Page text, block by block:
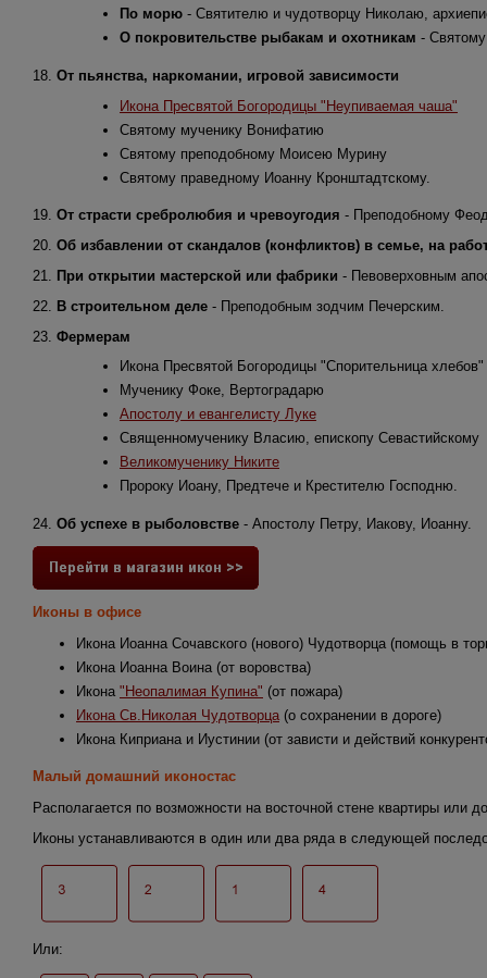
По морю - Святителю и чудотворцу Николаю,
О покровительстве рыбакам и охотникам -
18. От пьянства, наркомании, игровой зависимости
Икона Пресвятой Богородицы "Неупиваемая чаша"
Святому мученику Вонифатию
Святому преподобному Моисею Мурину
Святому праведному Иоанну Кронштадтскому.
19. От страсти сребролюбия и чревоугодия - Преподобному
20. Об избавлении от скандалов (конфликтов) в семье, на
21. При открытии мастерской или фабрики - Певоверховным
22.
В строительном деле - Преподобным зодчим Печерским.
23. Фермерам
Икона Пресвятой Богородицы "Спорительница хлебов"
Мученику Фоке, Вертоградарю
Апостолу и евангелисту Луке
Священномученику Власию, епископу Севастийскому
Великомученику Никите
Пророку Иоану, Предтече и Крестителю Господню.
24. Об успехе в рыболовстве - Апостолу Петру, Иакову, Иоанну.
Иконы в офисе
Икона Иоанна Сочавского (нового) Чудотворца (помощь в
Икона Иоанна Воина (от воровства)
Икона "Неопалимая Купина" (от пожара)
Икона Св.Николая Чудотворца (о сохранении в дороге)
Икона Киприана и Иустинии (от зависти и действий
Малый домашний иконостас
Располагается по возможности на восточной стене квартиры или
Иконы устанавливаются в один или два ряда в следующей
Или: